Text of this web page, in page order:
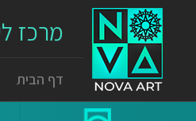
מרכז
דף הבית